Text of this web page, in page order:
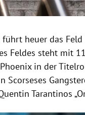
heuer das
Feldes steht mit
in der
Scorseses
Tarantinos